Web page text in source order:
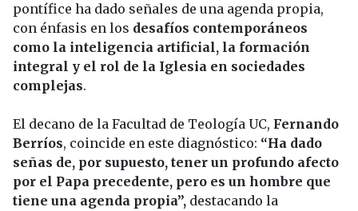
pontífice ha dado señales de una agenda propia,
con énfasis en los desafíos contemporáneos
como la inteligencia artificial, la formación
integral y el rol de la Iglesia en sociedades
complejas.
El decano de la Facultad de Teología UC, Fernando
Berríos, coincide en este diagnóstico: “Ha dado
señas de, por supuesto, tener un profundo afecto
por el Papa precedente, pero es un hombre que
tiene una agenda propia”, destacando la